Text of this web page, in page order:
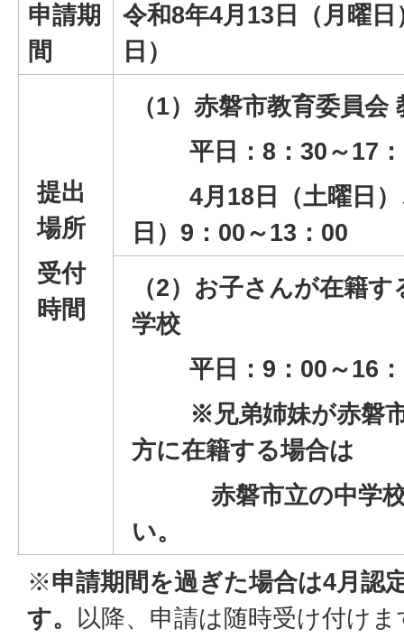
申請期
間
令和8年4月13日（月曜
日）
提出
場所
受付
時間
（1）赤磐市教育委員会
平日：8：30～17：
4月18日（土曜日）
日）9：00～13：00
（2）お子さんが在籍
学校
平日：9：00～16：
※兄弟姉妹が赤磐市
方に在籍する場合は
赤磐市立の中学校
い。
※申請期間を過ぎた場合は4月認
す。
以降、申請は随時受け付け